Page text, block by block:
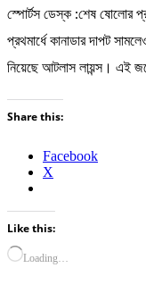
স্পোর্টস ডেস্ক :শেষ ষোলোর
প্রথমার্ধে কানাডার দাপট
নিয়েছে আটলাস লায়ন্স। এই
Share this:
Facebook
X
Like this:
Loading…